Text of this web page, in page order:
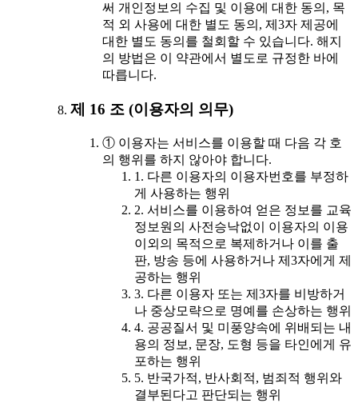
써 개인정보의 수집 및 이용에 대한 동의, 목
적 외 사용에 대한 별도 동의, 제3자 제공에
대한 별도 동의를 철회할 수 있습니다. 해지
의 방법은 이 약관에서 별도로 규정한 바에
따릅니다.
제 16 조 (이용자의 의무)
① 이용자는 서비스를 이용할 때 다음 각 호
의 행위를 하지 않아야 합니다.
1. 다른 이용자의 이용자번호를 부정하
게 사용하는 행위
2. 서비스를 이용하여 얻은 정보를 교육
정보원의 사전승낙없이 이용자의 이용
이외의 목적으로 복제하거나 이를 출
판, 방송 등에 사용하거나 제3자에게 제
공하는 행위
3. 다른 이용자 또는 제3자를 비방하거
나 중상모략으로 명예를 손상하는 행위
4. 공공질서 및 미풍양속에 위배되는 내
용의 정보, 문장, 도형 등을 타인에게 유
포하는 행위
5. 반국가적, 반사회적, 범죄적 행위와
결부된다고 판단되는 행위